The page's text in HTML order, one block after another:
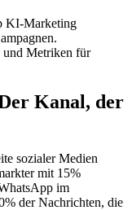
KI-Marketing
und Metriken für
Kanal, der
sozialer Medien
mit 15%
im
der Nachrichten, die